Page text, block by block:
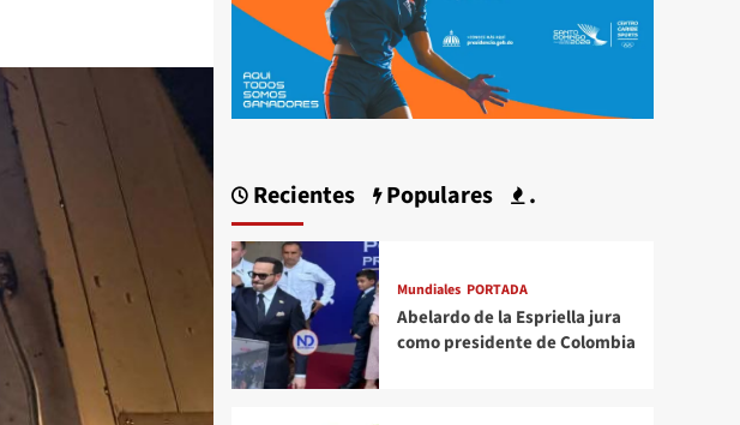
Recientes Populares .
Mundiales PORTADA
Abelardo de la Espriella jura
como presidente de Colombia